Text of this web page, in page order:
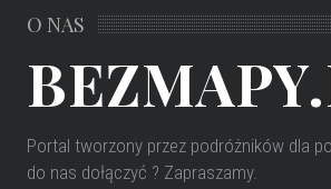
O NAS
Portal tworzony przez podróżników dla
do nas dołączyć ? Zapraszamy.